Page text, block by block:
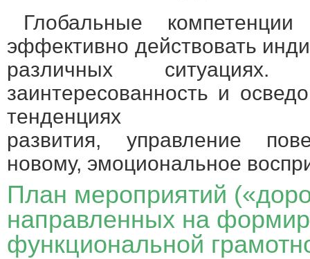
Глобальные
эффективно действовать
различных
заинтересованность и
тенденциях
развития, управление
новому, эмоциональное
План мероприятий
направленных на
функциональной